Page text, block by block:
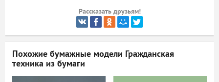
Рассказать друзьям!
Похожие бумажные модели Гражданская
техника из бумаги